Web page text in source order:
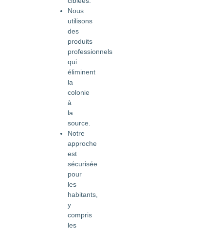
Nous
utilisons
des
produits
professionnels
qui
éliminent
la
colonie
à
la
source.
Notre
approche
est
sécurisée
pour
les
habitants,
y
compris
les